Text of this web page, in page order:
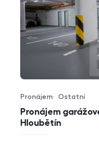
Pronájem
Hloubětín
Typ nabídky
Pronájem
Typ nemovitosti
Ostatní